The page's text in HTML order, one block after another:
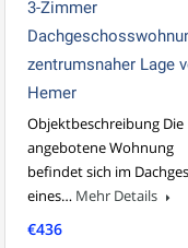
3-Zimmer
zentrumsnaher Lage
Hemer
Objektbeschreibung Die
angebotene Wohnung
befindet sich im
eines… Mehr Details
€436